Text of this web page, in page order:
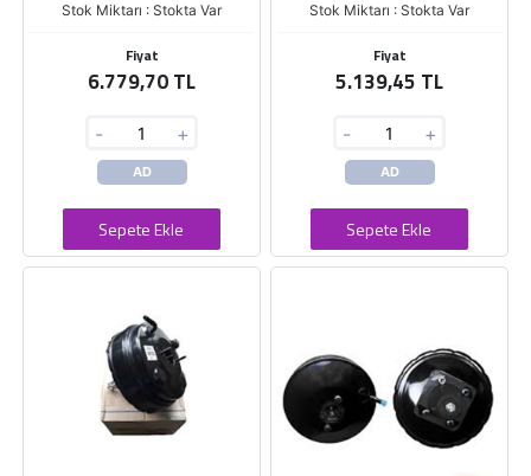
Stok Miktarı : Stokta Var
Fiyat
6.779,70 TL
- +
AD
Sepete Ekle
Stok Miktarı : Stokta Var
Fiyat
5.139,45 TL
- +
AD
Sepete Ekle